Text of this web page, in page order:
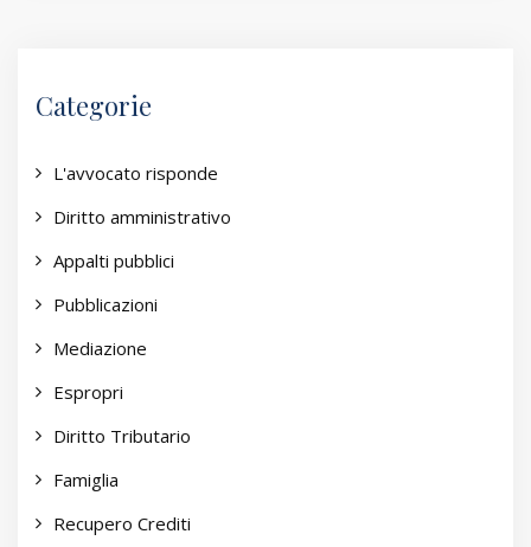
Categorie
L'avvocato risponde
Diritto amministrativo
Appalti pubblici
Pubblicazioni
Mediazione
Espropri
Diritto Tributario
Famiglia
Recupero Crediti